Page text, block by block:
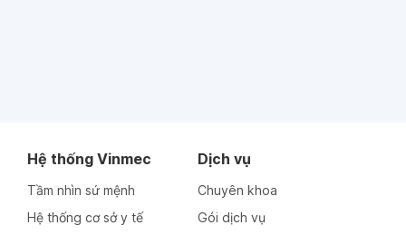
Hệ thống Vinmec
Tầm nhìn sứ mệnh
Hệ thống cơ sở y tế
Dịch vụ
Chuyên khoa
Gói dịch vụ